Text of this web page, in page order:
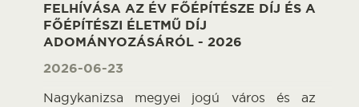
FELHÍVÁSA AZ ÉV FŐÉPÍTÉSZE DÍJ ÉS A
FŐÉPÍTÉSZI ÉLETMŰ DÍJ
ADOMÁNYOZÁSÁRÓL - 2026
2026-06-23
Nagykanizsa megyei jogú város és az